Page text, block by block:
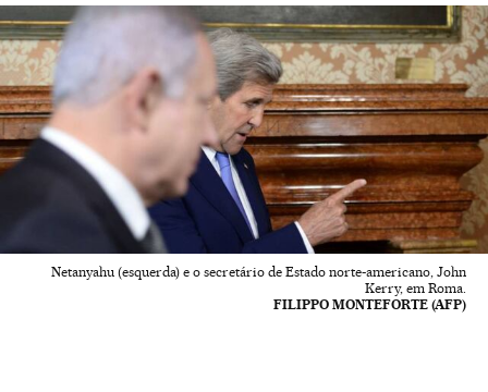
Netanyahu (esquerda) e o secretário de Estado norte-americano, John
Kerry, em Roma.
FILIPPO MONTEFORTE (AFP)